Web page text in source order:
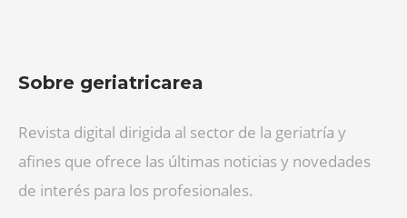
Sobre geriatricarea
Revista digital dirigida al sector de la geriatría y
afines que ofrece las últimas noticias y novedades
de interés para los profesionales.